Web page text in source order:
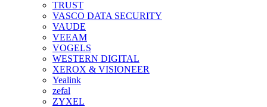
TRUST
VASCO DATA SECURITY
VAUDE
VEEAM
VOGELS
WESTERN DIGITAL
XEROX & VISIONEER
Yealink
zefal
ZYXEL